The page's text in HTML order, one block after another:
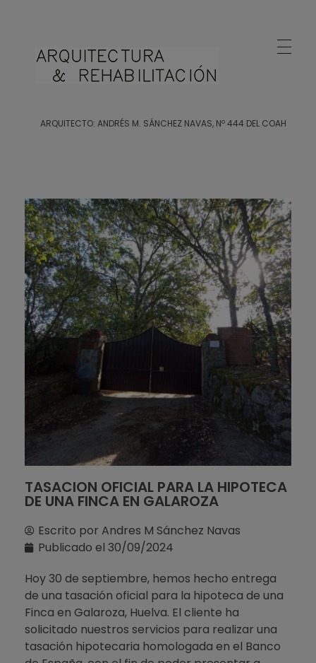
ARQUITECTO: ANDRÉS M. SÁNCHEZ NAVAS, Nº 444 DEL COAH
TASACION OFICIAL PARA LA HIPOTECA
DE UNA FINCA EN GALAROZA
Escrito por Andres M Sánchez Navas
Publicado el 30/09/2024
Hoy 30 de septiembre, hemos hecho entrega
de una tasación oficial para la hipoteca de una
Finca en Galaroza, Huelva. El cliente ha
solicitado nuestros servicios para realizar una
tasación hipotecaria homologada en el Banco